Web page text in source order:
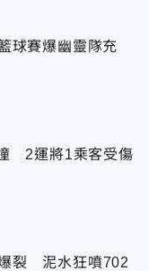
球賽爆幽靈隊充
2運將1乘客受傷
裂 泥水狂噴702